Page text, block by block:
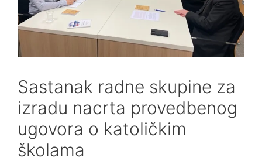
Sastanak radne skupine za
izradu nacrta provedbenog
ugovora o katoličkim
školama